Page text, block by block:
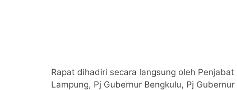
Rapat dihadiri secara langsung oleh
Lampung, Pj Gubernur Bengkulu, Pj